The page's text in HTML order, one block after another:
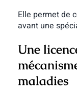
Elle permet de
avant une
Une
maladies